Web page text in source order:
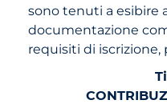
sono tenuti a esibire
documentazione
requisiti di iscrizione,